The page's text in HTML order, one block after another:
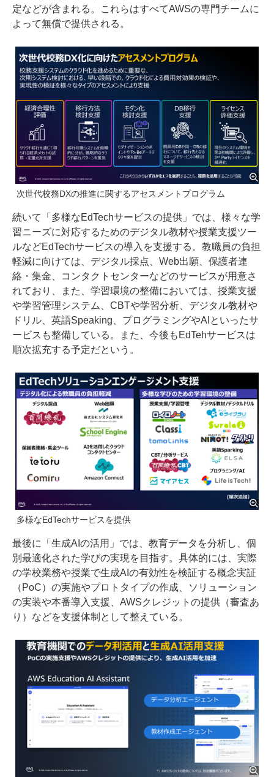
定などが含まれる。これらはすべてAWSの専門チームに
よって無償で提供される。
次世代校務DXの推進に関するアセスメントプログラム
続いて「多様なEdTechサービスの提供」では、様々な学
習ニーズに対応するためのデジタル教材や授業支援ツー
ルなどEdTechサービスの導入を支援する。教職員の負担
軽減に向けては、デジタル採点、Web出願、保護者連
絡・集金、コンタクトセンターなどのサービスが用意さ
れており、また、学習環境の整備においては、授業支援
や学習管理システム、CBTや学習分析、デジタル教材や
ドリル、英語Speaking、プログラミングやAIといったサ
ービスも整備している。また、今後もEdTehサービスは
順次拡充する予定だという。
多様なEdTechサービスを提供
最後に「生成AIの活用」では、教育データを分析し、個
別最適化された学びの実現を目指す。具体的には、実際
の学校業務や授業で生成AIの有効性を検証する概念実証
（PoC）の実施やプロトタイプの作成、ソリューション
の実装や本番導入支援、AWSクレジットの提供（審査あ
り）などを支援体制として整えている。